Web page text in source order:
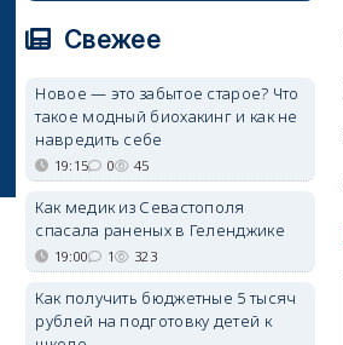
Свежее
Новое — это забытое старое? Что
такое модный биохакинг и как не
навредить себе
19:15 0 45
Как медик из Севастополя
спасала раненых в Геленджике
19:00 1 323
Как получить бюджетные 5 тысяч
рублей на подготовку детей к